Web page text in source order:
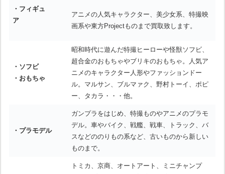
・フィギュ
ア
アニメの人気キャラクター、美少女系、特撮映
画系や東方Projectものまで買取致します。
・ソフビ
・おもちゃ
昭和時代に遊んだ特撮ヒーローや怪獣ソフビ、
超合金のおもちゃやブリキのおもちゃ。人気ア
ニメのキャラクター人形やファッションドー
ル。マルサン、ブルマァク、野村トーイ、ポピ
ー、タカラ・・・他。
・プラモデル
ガンプラをはじめ、特撮ものやアニメのプラモ
デル。車やバイク、戦艦、戦車、トラック、バ
スなどののりもの系など、古いものから新しい
ものまで。
トミカ、京商、オートアート、ミニチャンプ